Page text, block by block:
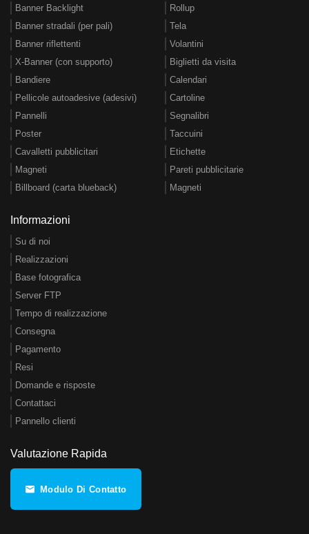
Banner Backlight
Banner stradali (per pali)
Banner riflettenti
X-Banner (con supporto)
Bandiere
Pellicole autoadesive (adesivi)
Pannelli
Poster
Cavalletti pubblicitari
Magneti
Billboard (carta blueback)
Rollup
Tela
Volantini
Biglietti da visita
Calendari
Cartoline
Segnalibri
Taccuini
Etichette
Pareti pubblicitarie
Magneti
Informazioni
Su di noi
Realizzazioni
Base fotografica
Server FTP
Tempo di realizzazione
Consegna
Pagamento
Resi
Domande e risposte
Contattaci
Pannello clienti
Valutazione Rapida
Modulo Di Contatto